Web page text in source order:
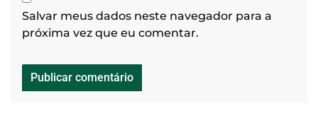
Salvar meus dados neste navegador para a
próxima vez que eu comentar.